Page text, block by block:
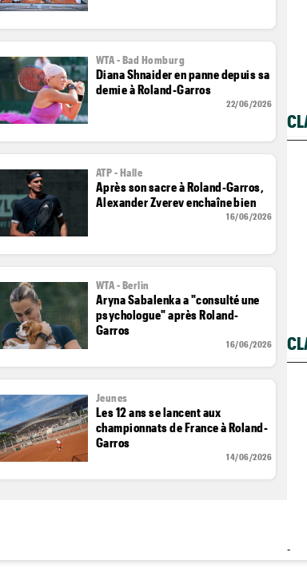
WTA - Bad Homburg
Diana Shnaider en panne depuis sa
demie à Roland-Garros
22/06/2026
ATP - Halle
Après son sacre à Roland-Garros,
Alexander Zverev enchaîne bien
16/06/2026
WTA - Berlin
Aryna Sabalenka a "consulté une
psychologue" après Roland-
Garros
16/06/2026
Jeunes
Les 12 ans se lancent aux
championnats de France à Roland-
Garros
14/06/2026
-